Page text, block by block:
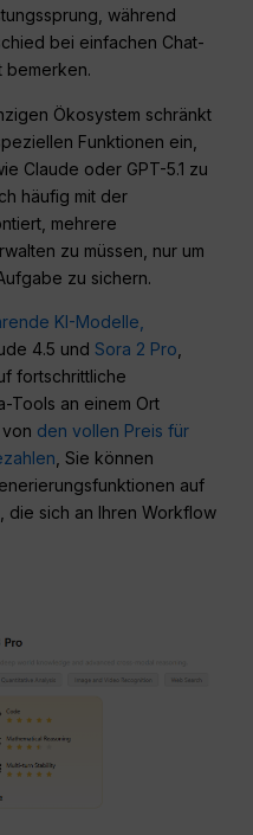
während
bei einfachen Chat-
bemerken.
Ökosystem schränkt
Funktionen ein,
Claude oder GPT-5.1 zu
häufig mit der
mehrere
zu müssen, nur um
zu sichern.
KI-Modelle,
4.5 undSora 2 Pro
fortschrittliche
Tools an einem Ort
den vollen Preis für
, Sie können
auf
die sich an Ihren Workflow